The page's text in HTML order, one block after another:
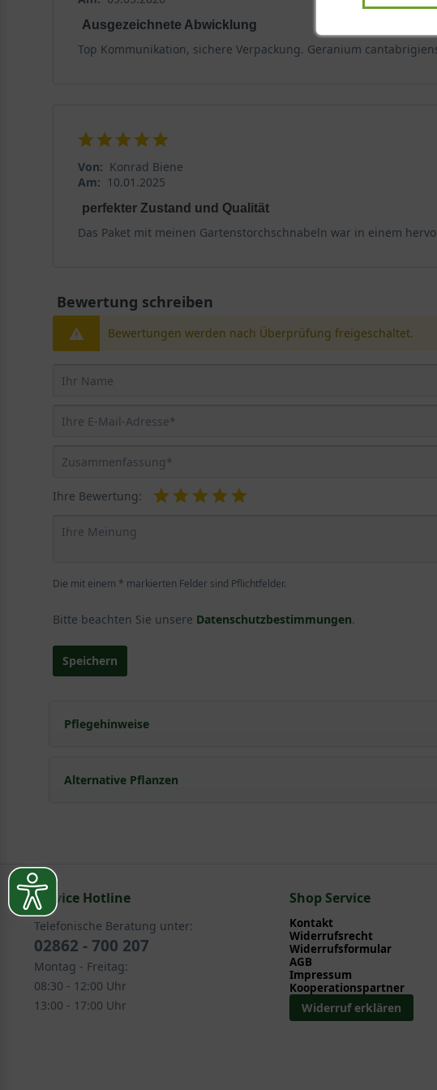
Ausgezeichnete Abwicklung
Top Kommunikation, sichere Verpackung. Geranium
Von: Konrad Biene
Am: 10.01.2025
perfekter Zustand und Qualität
Das Paket mit meinen Gartenstorchschnabeln war in einem
Bewertung schreiben
Bewertungen werden nach Überprüfung freigeschaltet.
Ihre Bewertung:
Die mit einem * markierten Felder sind Pflichtfelder.
Bitte beachten Sie unsere Datenschutzbestimmungen.
Speichern
Pflegehinweise
Pflanz- und Pflegetipps Geranium cantabrigiense
Alternative Pflanzen
Stauden > Bodendeckerstauden > Storchschnabel - Geranium
Bodendecker > Bodendeckerstauden > Storchschnabel - Geranium
Service Hotline
Telefonische Beratung unter:
02862 - 700 207
Montag - Freitag:
08:30 - 12:00 Uhr
13:00 - 17:00 Uhr
Shop Service
Kontakt
Widerrufsrecht
Widerrufsformular
AGB
Impressum
Kooperationspartner
Widerruf erklären